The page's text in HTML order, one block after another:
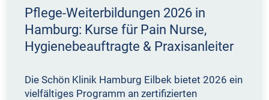
Pflege-Weiterbildungen 2026 in
Hamburg: Kurse für Pain Nurse,
Hygienebeauftragte & Praxisanleiter
Die Schön Klinik Hamburg Eilbek bietet 2026 ein
vielfältiges Programm an zertifizierten